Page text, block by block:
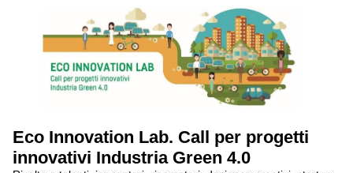
Eco Innovation Lab. Call per progetti
innovativi Industria Green 4.0